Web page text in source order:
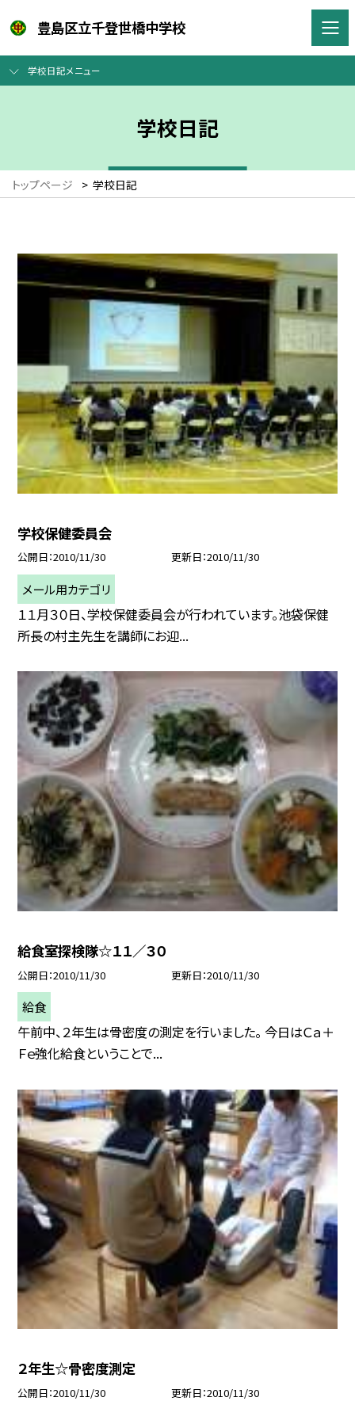
豊島区立千登世橋中学校
学校日記メニュー
学校日記
トップページ > 学校日記
学校保健委員会
公開日 2010/11/30 更新日 2010/11/30
メール用カテゴリ
１１月３０日、学校保健委員会が行われています。池袋保健
所長の村主先生を講師にお迎...
給食室探検隊☆１１／３０
公開日 2010/11/30 更新日 2010/11/30
給食
午前中、２年生は骨密度の測定を行いました。 今日はＣａ＋
Ｆｅ強化給食ということで...
２年生☆骨密度測定
公開日 2010/11/30 更新日 2010/11/30